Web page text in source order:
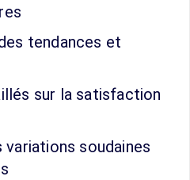
tendances et
sur la satisfaction
soudaines